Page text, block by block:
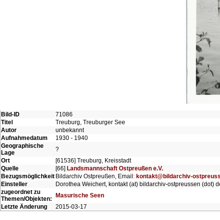
Bild-ID
71086
Titel
Treuburg, Treuburger See
Autor
unbekannt
Aufnahmedatum
1930 - 1940
Geographische
Lage
?
Ort
[61536] Treuburg, Kreisstadt
Quelle
[66] Landsmannschaft Ostpreußen e.V.
Bezugsmöglichkeit Bildarchiv Ostpreußen, Email: kontakt@bildarchiv-
Einsteller
Dorothea Weichert, kontakt (at) bildarchiv-ostpreussen (dot)
zugeordnet zu
Themen/Objekten:
Masurische Seen
Letzte Änderung
2015-03-17